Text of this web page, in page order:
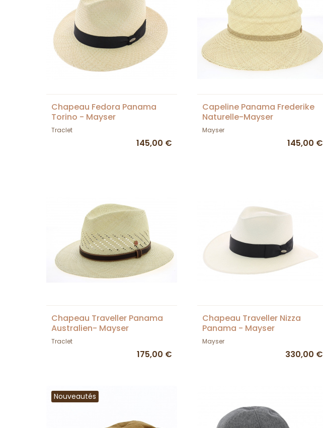
Chapeau Fedora Panama
Torino - Mayser
Traclet
145,00 €
Capeline Panama Frederike
Naturelle-Mayser
Mayser
145,00 €
Chapeau Traveller Panama
Australien- Mayser
Traclet
175,00 €
Chapeau Traveller Nizza
Panama - Mayser
Mayser
330,00 €
Nouveautés